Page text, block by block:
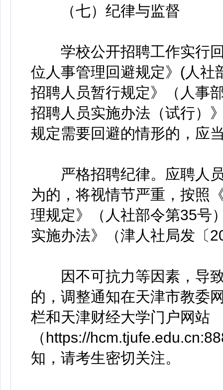
（七）纪律与监督
学校公开招聘工作实行回
位人事管理回避规定》(人社
招聘人员暂行规定》（人事
招聘人员实施办法（试行）
规定需要回避的情形的，应
严格招聘纪律。应聘人员
为的，将视情节严重，按照
理规定》（人社部令第35号
实施办法》（津人社局发〔
因不可抗力等因素，导致
的，调整通知在天津市教委
栏和天津财经大学门户网站
（https://
知，请考生密切关注。